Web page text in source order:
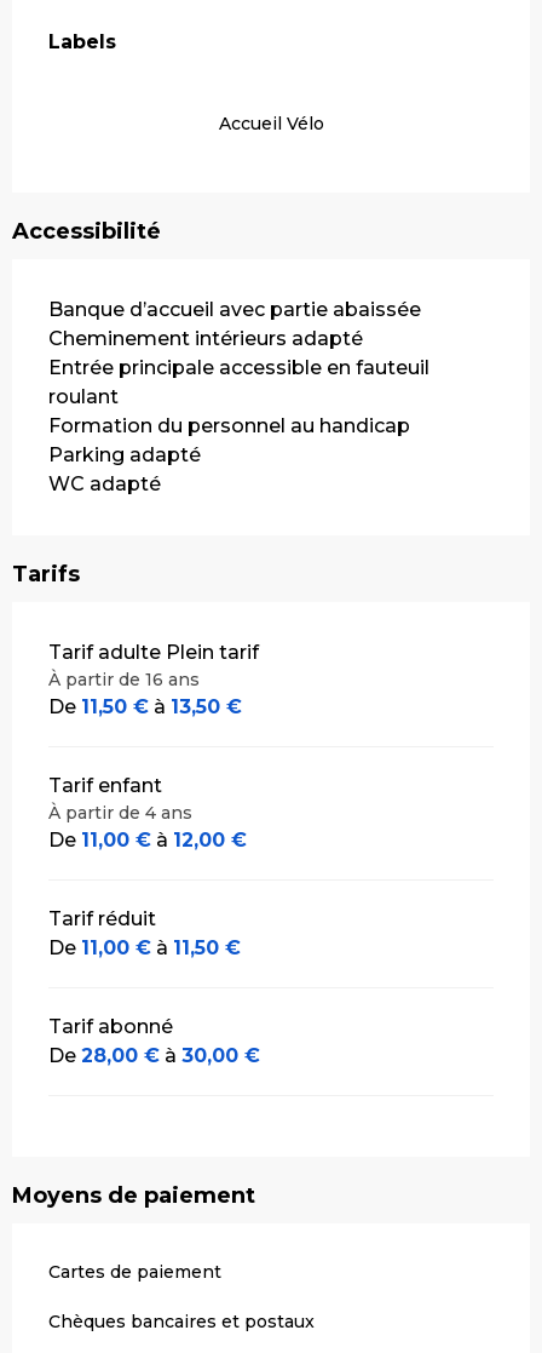
Labels
Labels
Accueil Vélo
Accessibilité
Banque d’accueil avec partie abaissée
Cheminement intérieurs adapté
Entrée principale accessible en fauteuil
roulant
Formation du personnel au handicap
Parking adapté
WC adapté
Tarifs
Tarifs 2026
Tarif adulte Plein tarif
À partir de 16 ans
De 11,50 € à 13,50 €
Tarif enfant
À partir de 4 ans
De 11,00 € à 12,00 €
Tarif réduit
De 11,00 € à 11,50 €
Tarif abonné
De 28,00 € à 30,00 €
Moyens de paiement
Cartes de paiement
Chèques bancaires et postaux